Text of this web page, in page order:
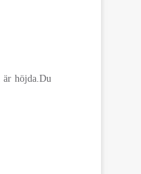
höjda.Du